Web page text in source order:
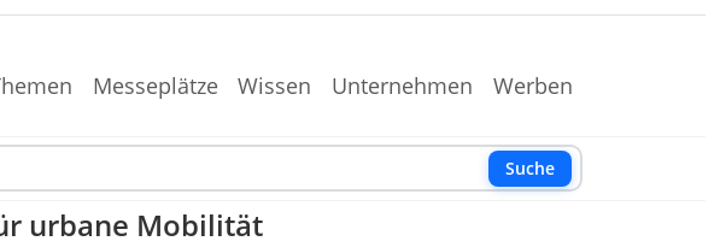
Messeplätze Wissen Unternehmen Werben
Suche
urbane Mobilität